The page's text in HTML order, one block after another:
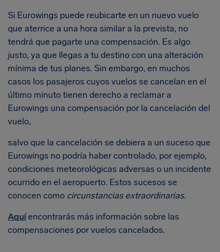
Si Eurowings puede reubicarte en un nuevo vuelo
que aterrice a una hora similar a la prevista, no
tendrá que pagarte una compensación. Es algo
justo, ya que llegas a tu destino con una alteración
mínima de tus planes. Sin embargo, en muchos
casos los pasajeros cuyos vuelos se cancelan en el
último minuto tienen derecho a reclamar a
Eurowings una compensación por la cancelación del
vuelo,
salvo que la cancelación se debiera a un suceso que
Eurowings no podría haber controlado, por ejemplo,
condiciones meteorológicas adversas o un incidente
ocurrido en el aeropuerto. Estos sucesos se
conocen como circunstancias extraordinarias.
Aquíencontrarás más información sobre las
compensaciones por vuelos cancelados.